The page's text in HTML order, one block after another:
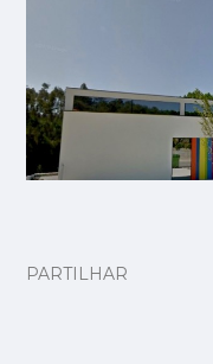
PARTILHAR